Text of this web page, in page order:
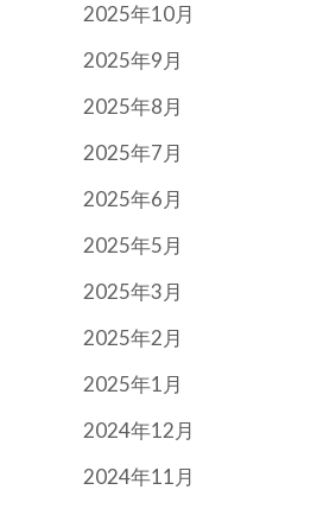
2025年10月
2025年9月
2025年8月
2025年7月
2025年6月
2025年5月
2025年3月
2025年2月
2025年1月
2024年12月
2024年11月